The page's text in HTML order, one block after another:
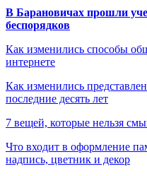
В Барановичах прошли
беспорядков
Как изменились способы
интернете
Как изменились
последние десять лет
7 вещей, которые нельзя
Что входит в оформление
надпись, цветник и декор